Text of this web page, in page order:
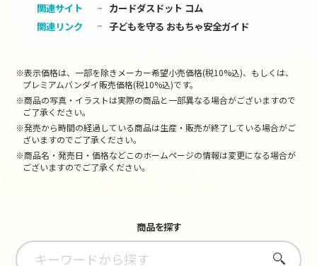
関連サイト
カードダスドット コム
関連リンク
子どもを守る おもちゃ安全ガイド
※表示価格は、一部を除きメーカー希望小売価格(税10%込)、もしくは、
プレミアムバンダイ販売価格(税10%込)です。
※商品の写真・イラストは実際の商品と一部異なる場合がございますので
ご了承ください。
※発売から時間の経過している商品は生産・販売が終了している場合がご
ざいますのでご了承ください。
※商品名・発売日・価格などこのホームページの情報は変更になる場合が
ございますのでご了承ください。
商品を探す
さがす